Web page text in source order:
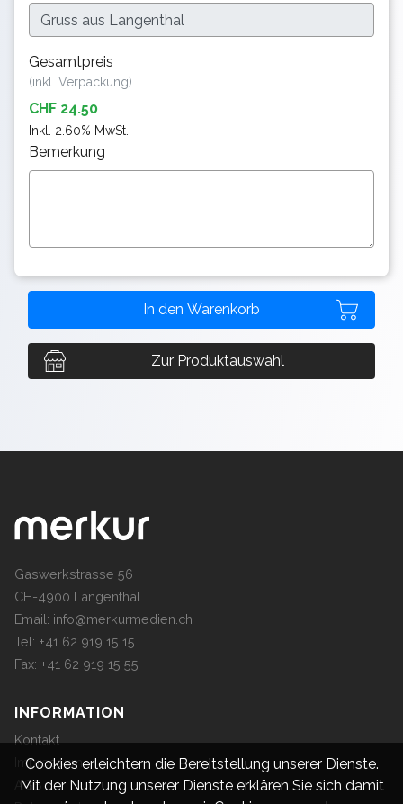
Cookies erleichtern die Bereitstellung unserer Dienste.
Mit der Nutzung unserer Dienste erklären Sie sich damit
Gesamtpreis
(inkl. Verpackung)
CHF 24.50
Inkl. 2.60% MwSt.
Bemerkung
Zur Produktauswahl
Gaswerkstrasse 56
CH-4900 Langenthal
Email: info@merkurmedien.ch
Tel: +41 62 919 15 15
Fax: +41 62 919 15 55
INFORMATION
Kontakt
Impressum
AGB